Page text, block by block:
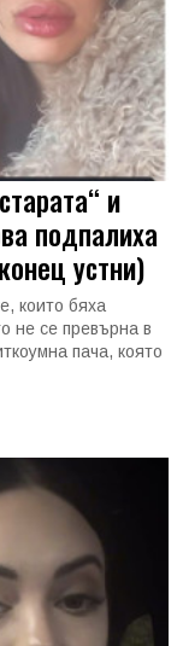
и
подпалиха
устни)
които бяха
не се превърна в
пача, която